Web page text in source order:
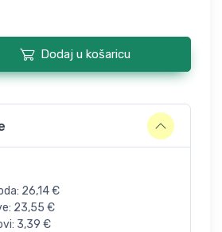
Dodaj u košaricu
26,14€
23,55 €
3,39 €